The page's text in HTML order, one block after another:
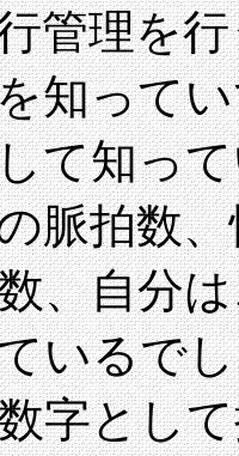
管理を
知って
て知っ
脈拍数
、自分
いるで
字とし